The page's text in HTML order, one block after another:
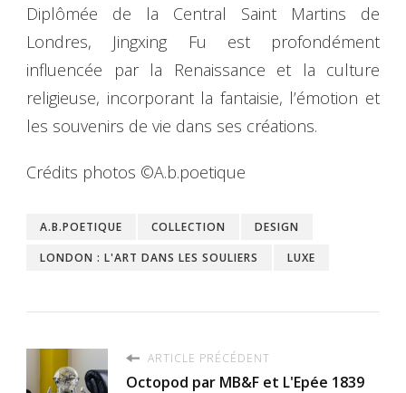
Diplômée de la Central Saint Martins de
Londres, Jingxing Fu est profondément
influencée par la Renaissance et la culture
religieuse, incorporant la fantaisie, l’émotion et
les souvenirs de vie dans ses créations.
Crédits photos ©A.b.poetique
A.B.POETIQUE COLLECTION
DESIGN
LONDON : L'ART DANS LES SOULIERS
LUXE
ARTICLE PRÉCÉDENT
Octopod par MB&F et L'Epée 1839